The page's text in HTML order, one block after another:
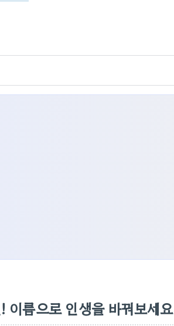
이름으로 인생을 바꿔보세요